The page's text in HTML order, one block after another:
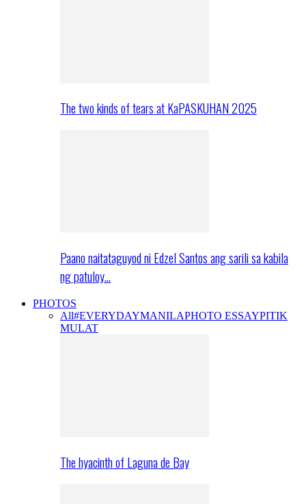
The two kinds of tears at KaPASKUHAN 2025
Paano naitataguyod ni Edzel Santos ang sarili sa kabila
ng patuloy…
PHOTOS
All#EVERYDAYMANILAPHOTO ESSAYPITIK
MULAT
The hyacinth of Laguna de Bay